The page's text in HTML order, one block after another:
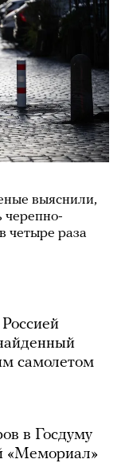
выяснили,
черепно-
четыре раза
самолетом
в Госдуму
«Мемориал»